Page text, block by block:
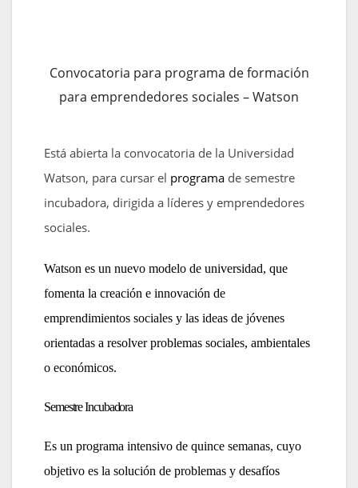
Convocatoria para programa de formación
para emprendedores sociales – Watson
Está abierta la convocatoria de la Universidad
Watson, para cursar el programa de semestre
incubadora, dirigida a líderes y emprendedores
sociales.
Watson es un nuevo modelo de universidad, que
fomenta la creación e innovación de
emprendimientos sociales y las ideas de jóvenes
orientadas a resolver problemas sociales, ambientales
o económicos.
Semestre Incubadora
Es un programa intensivo de quince semanas, cuyo
objetivo es la solución de problemas y desafíos